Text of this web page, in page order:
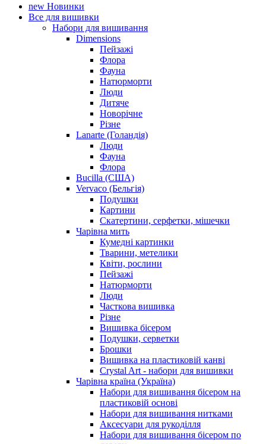
new Новинки
Все для вишивки
Набори для вишивання
Dimensions
Пейзажі
Флора
Фауна
Натюрморти
Люди
Дитяче
Новорічне
Різне
Lanarte (Голандія)
Люди
Фауна
Флора
Bucilla (США)
Vervaco (Бельгія)
Подушки
Картини
Скатертини, серфетки, мішечки
Чарiвна мить
Кумедні картинки
Тварини, метелики
Квіти, рослини
Пейзажі
Натюрморти
Люди
Часткова вишивка
Різне
Вишивка бісером
Подушки, серветки
Брошки
Вишивка на пластиковій канві
Crystal Art - набори для вишивки
Чарівна країна (Україна)
Набори для вишивання бісером на
пластиковій основі
Набори для вишивання нитками
Аксесуари для рукоділля
Набори для вишивання бісером по